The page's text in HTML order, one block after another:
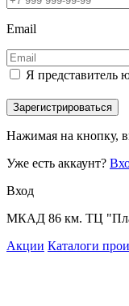
Email
Я представитель
Зарегистрироваться
Нажимая на кнопку,
Уже есть аккаунт?
Вход
МКАД 86 км. ТЦ
Акции Каталоги